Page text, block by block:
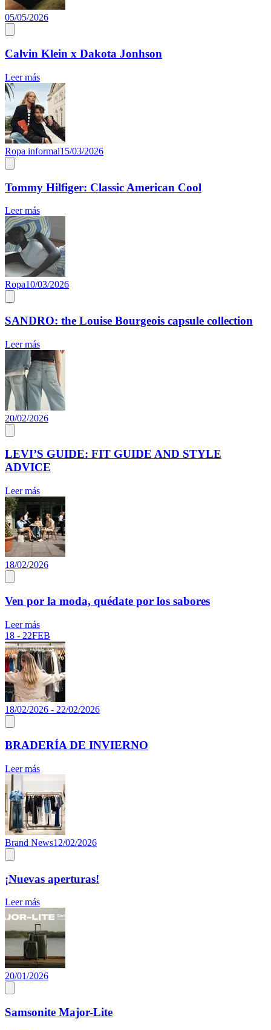
05/05/2026
Calvin Klein x Dakota Jonhson
Leer más
Ropa informal15/03/2026
Tommy Hilfiger: Classic American Cool
Leer más
Ropa10/03/2026
SANDRO: the Louise Bourgeois capsule collection
Leer más
20/02/2026
LEVI’S GUIDE: FIT GUIDE AND STYLE
ADVICE
Leer más
18/02/2026
Ven por la moda, quédate por los sabores
Leer más
18 - 22FEB
18/02/2026 - 22/02/2026
BRADERÍA DE INVIERNO
Leer más
Brand News12/02/2026
¡Nuevas aperturas!
Leer más
20/01/2026
Samsonite Major-Lite